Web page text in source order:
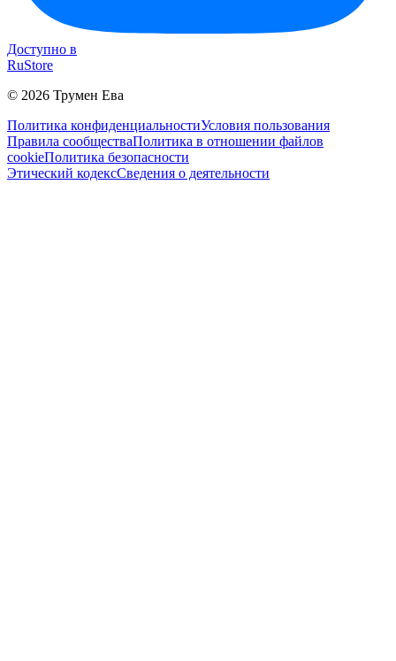
Доступно в
RuStore
© 2026 Трумен Ева
Политика конфиденциальностиУсловия пользования
Правила сообществаПолитика в отношении файлов
cookieПолитика безопасности
Этический кодексСведения о деятельности